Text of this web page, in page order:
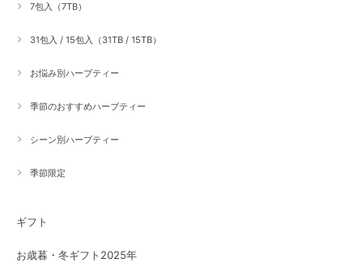
7包入（7TB）
31包入 / 15包入（31TB / 15TB）
お悩み別ハーブティー
季節のおすすめハーブティー
シーン別ハーブティー
季節限定
ギフト
お歳暮・冬ギフト2025年